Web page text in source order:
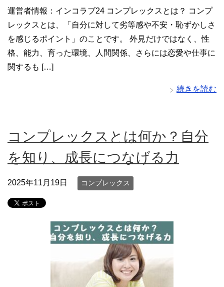
運営者情報：インコラブ24 コンプレックスとは？ コンプ
レックスとは、「自分に対して劣等感や不安・恥ずかしさ
を感じるポイント」のことです。 外見だけではなく、性
格、能力、育った環境、人間関係、さらには恋愛や仕事に
関するも […]
続きを読む
コンプレックスとは何か？自分
を知り、成長につなげる力
2025年11月19日 コンプレックス